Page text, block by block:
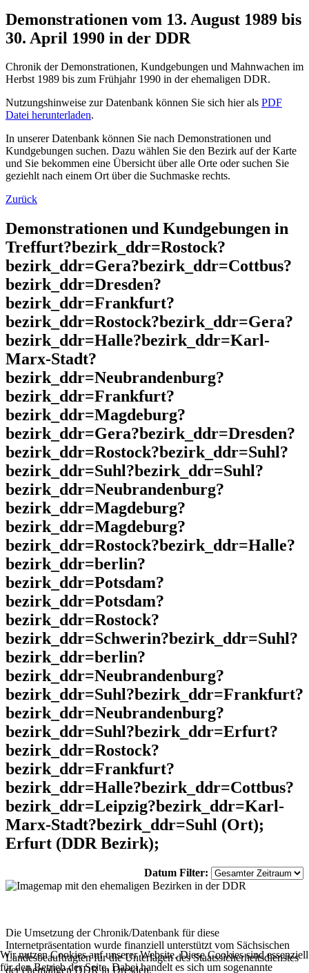
Demonstrationen vom 13. August 1989 bis
30. April 1990 in der DDR
Chronik der Demonstrationen, Kundgebungen und Mahnwachen im
Herbst 1989 bis zum Frühjahr 1990 in der ehemaligen DDR.
Nutzungshinweise zur Datenbank können Sie sich hier als PDF
Datei herunterladen.
In unserer Datenbank können Sie nach Demonstrationen und
Kundgebungen suchen. Dazu wählen Sie den Bezirk auf der Karte
und Sie bekommen eine Übersicht über alle Orte oder suchen Sie
geziehlt nach einem Ort über die Suchmaske rechts.
Zurück
Demonstrationen und Kundgebungen in
Treffurt?bezirk_ddr=Rostock?
bezirk_ddr=Gera?bezirk_ddr=Cottbus?
bezirk_ddr=Dresden?
bezirk_ddr=Frankfurt?
bezirk_ddr=Rostock?bezirk_ddr=Gera?
bezirk_ddr=Halle?bezirk_ddr=Karl-
Marx-Stadt?
bezirk_ddr=Neubrandenburg?
bezirk_ddr=Frankfurt?
bezirk_ddr=Magdeburg?
bezirk_ddr=Gera?bezirk_ddr=Dresden?
bezirk_ddr=Rostock?bezirk_ddr=Suhl?
bezirk_ddr=Suhl?bezirk_ddr=Suhl?
bezirk_ddr=Neubrandenburg?
bezirk_ddr=Magdeburg?
bezirk_ddr=Magdeburg?
bezirk_ddr=Rostock?bezirk_ddr=Halle?
bezirk_ddr=berlin?
bezirk_ddr=Potsdam?
bezirk_ddr=Potsdam?
bezirk_ddr=Rostock?
bezirk_ddr=Schwerin?bezirk_ddr=Suhl?
bezirk_ddr=berlin?
bezirk_ddr=Neubrandenburg?
bezirk_ddr=Suhl?bezirk_ddr=Frankfurt?
bezirk_ddr=Neubrandenburg?
bezirk_ddr=Suhl?bezirk_ddr=Erfurt?
bezirk_ddr=Rostock?
bezirk_ddr=Frankfurt?
bezirk_ddr=Halle?bezirk_ddr=Cottbus?
bezirk_ddr=Leipzig?bezirk_ddr=Karl-
Marx-Stadt?bezirk_ddr=Suhl (Ort);
Erfurt (DDR Bezirk);
Datum Filter:
Die Umsetzung der Chronik/Datenbank für diese
Internetpräsentation wurde finanziell unterstützt vom Sächsischen
Landesbeauftragten für die Unterlagen des Staatssicherheitsdienstes
der ehemaligen DDR in Dresden.
Wir nutzen Cookies auf unserer Website. Diese Cookies sind essenziell
für den Betrieb der Seite. Dabei handelt es sich um sogenannte